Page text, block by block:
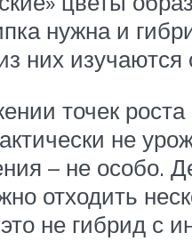
нужна и
них
точек
не
– не особо.
отходить
не гибрид с